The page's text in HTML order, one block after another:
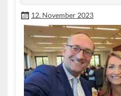
12. November 2023